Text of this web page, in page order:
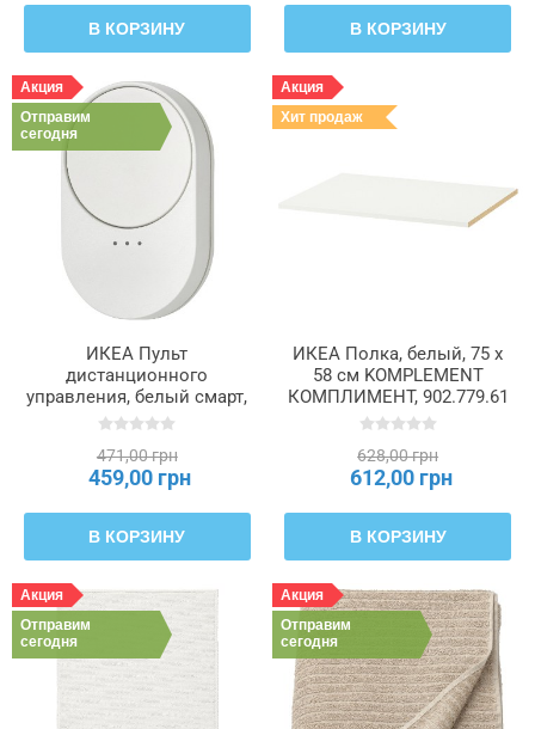
В КОРЗИНУ В КОРЗИНУ
Акция
Отправим
сегодня
ИКЕА Пульт
дистанционного
управления, белый смарт,
крутилка прокрутки
471,00 грн
459,00 грн
В КОРЗИНУ
Акция
Хит продаж
ИКЕА Полка, белый, 75 x
58 см KOMPLEMENT
КОМПЛИМЕНТ, 902.779.61
628,00 грн
612,00 грн
В КОРЗИНУ
Акция
Отправим
сегодня
Акция
Отправим
сегодня